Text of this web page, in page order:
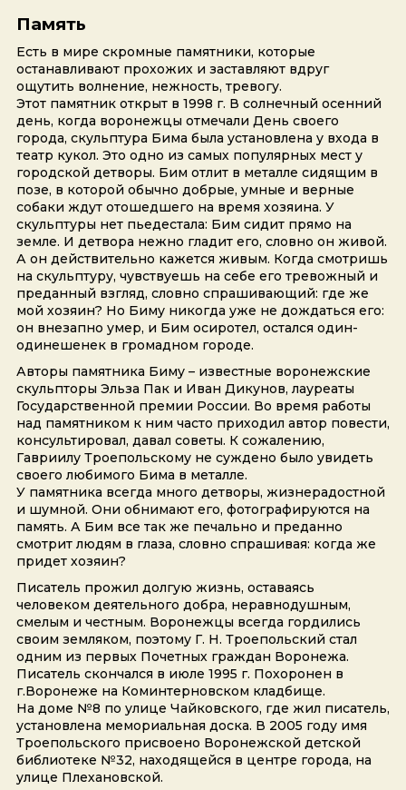
Память
Есть в мире скромные памятники, которые
останавливают прохожих и заставляют вдруг
ощутить волнение, нежность, тревогу.
Этот памятник открыт в 1998 г. В солнечный осенний
день, когда воронежцы отмечали День своего
города, скульптура Бима была установлена у входа в
театр кукол. Это одно из самых популярных мест у
городской детворы. Бим отлит в металле сидящим в
позе, в которой обычно добрые, умные и верные
собаки ждут отошедшего на время хозяина. У
скульптуры нет пьедестала: Бим сидит прямо на
земле. И детвора нежно гладит его, словно он живой.
А он действительно кажется живым. Когда смотришь
на скульптуру, чувствуешь на себе его тревожный и
преданный взгляд, словно спрашивающий: где же
мой хозяин? Но Биму никогда уже не дождаться его:
он внезапно умер, и Бим осиротел, остался один-
одинешенек в громадном городе.
Авторы памятника Биму – известные воронежские
скульпторы Эльза Пак и Иван Дикунов, лауреаты
Государственной премии России. Во время работы
над памятником к ним часто приходил автор повести,
консультировал, давал советы. К сожалению,
Гавриилу Троепольскому не суждено было увидеть
своего любимого Бима в металле.
У памятника всегда много детворы, жизнерадостной
и шумной. Они обнимают его, фотографируются на
память. А Бим все так же печально и преданно
смотрит людям в глаза, словно спрашивая: когда же
придет хозяин?
Писатель прожил долгую жизнь, оставаясь
человеком деятельного добра, неравнодушным,
смелым и честным. Воронежцы всегда гордились
своим земляком, поэтому Г. Н. Троепольский стал
одним из первых Почетных граждан Воронежа.
Писатель скончался в июле 1995 г. Похоронен в
г.Воронеже на Коминтерновском кладбище.
На доме №8 по улице Чайковского, где жил писатель,
установлена мемориальная доска. В 2005 году имя
Троепольского присвоено Воронежской детской
библиотеке №32, находящейся в центре города, на
улице Плехановской.